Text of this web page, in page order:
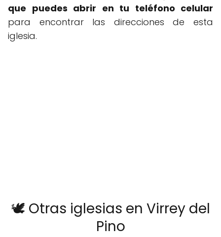
que puedes abrir en tu teléfono celular
para encontrar las direcciones de esta
iglesia.
🕊️ Otras iglesias en Virrey del
Pino